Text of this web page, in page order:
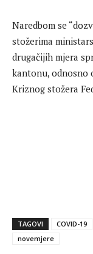
Naredbom se
stožerima
drugačijih mjera
kantonu, odnosno
Kriznog stožera
TAGOVI COVID-19
novemjere